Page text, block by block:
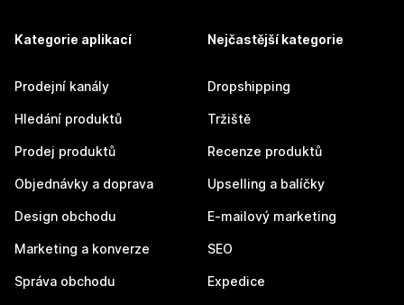
Kategorie aplikací
Prodejní kanály
Hledání produktů
Prodej produktů
Objednávky a doprava
Design obchodu
Marketing a konverze
Správa obchodu
Nejčastější kategorie
Dropshipping
Tržiště
Recenze produktů
Upselling a balíčky
E-mailový marketing
SEO
Expedice